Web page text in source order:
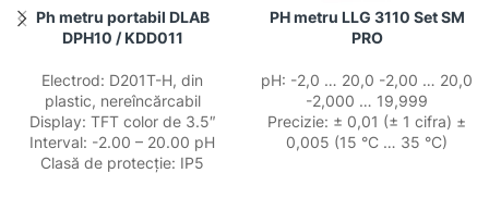
Ph metru portabil DLAB
DPH10 / KDD011
Electrod: D201T-H, din
plastic, nereîncărcabil
Display: TFT color de 3.5″
Interval: -2.00 – 20.00 pH
Clasă de protecție: IP5
PH metru LLG 3110 Set SM
PRO
pH: -2,0 … 20,0 -2,00 … 20,0
-2,000 … 19,999
Precizie: ± 0,01 (± 1 cifra) ±
0,005 (15 °C … 35 °C)